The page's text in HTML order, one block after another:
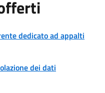
dedicato ad appalti
dei dati